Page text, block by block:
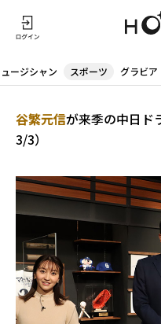
ージシャン スポーツ グラビア
谷繁元信が来季の中日ド
3/3）